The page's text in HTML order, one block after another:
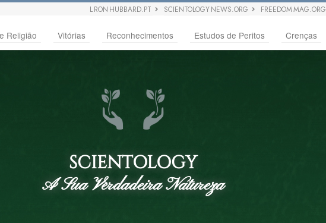
L RON HUBBARD.PT SCIENTOLOGY NEWS.ORG FREEDOM MAG.ORG
Religião Vitórias Reconhecimentos Estudos de Peritos Crenças
SCIENTOLOGY
A Sua Verdadeira Natureza